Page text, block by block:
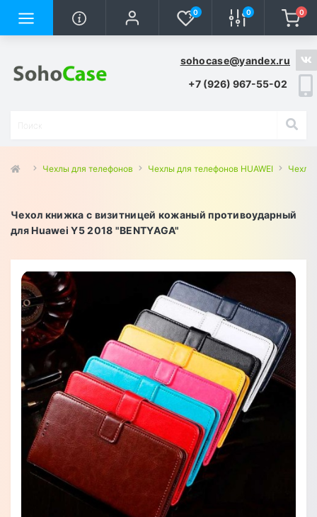
0 0 0
sohocase@yandex.ru
+7 (926) 967-55-02
Чехлы для телефонов Чехлы для телефонов HUAWEI Чехлы
Чехол книжка с визитницей кожаный противоударный
для Huawei Y5 2018 "BENTYAGA"